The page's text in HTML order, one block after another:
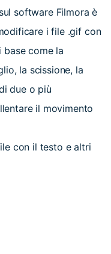
software Filmora è
i file .gif con
come la
la scissione, la
due o più
il movimento
con il testo e altri